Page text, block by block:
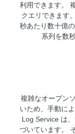
利用できます。
クエリできます
秒あたり数十億
系列を数
複雑なオープン
いため、手動に
Log Service は
づいています。